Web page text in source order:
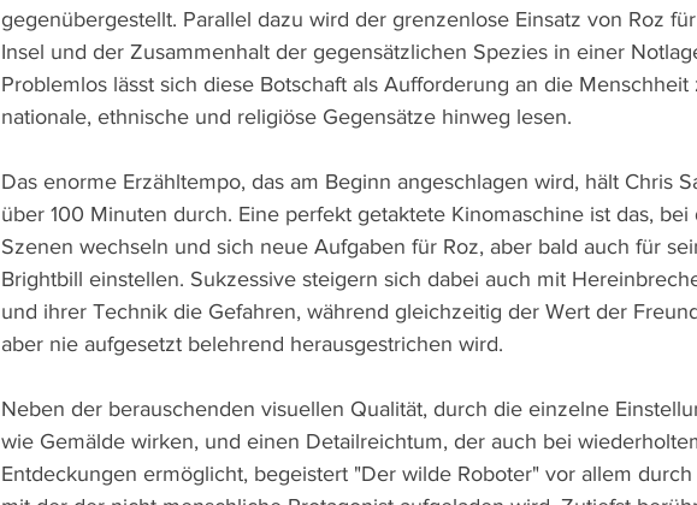
gegenübergestellt. Parallel dazu wird der grenzenlose Einsatz von Roz
Insel und der Zusammenhalt der gegensätzlichen Spezies in einer
Problemlos lässt sich diese Botschaft als Aufforderung an die
nationale, ethnische und religiöse Gegensätze hinweg lesen.
Das enorme Erzähltempo, das am Beginn angeschlagen wird, hält Chris
über 100 Minuten durch. Eine perfekt getaktete Kinomaschine ist das, bei
Szenen wechseln und sich neue Aufgaben für Roz, aber bald auch für
Brightbill einstellen. Sukzessive steigern sich dabei auch mit
und ihrer Technik die Gefahren, während gleichzeitig der Wert der
aber nie aufgesetzt belehrend herausgestrichen wird.
Neben der berauschenden visuellen Qualität, durch die einzelne
wie Gemälde wirken, und einen Detailreichtum, der auch bei
Entdeckungen ermöglicht, begeistert "Der wilde Roboter" vor allem